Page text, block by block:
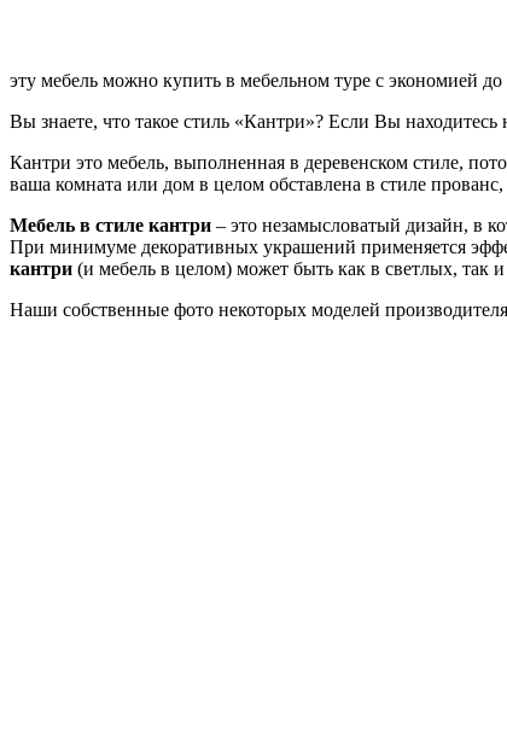
эту мебель можно купить в мебельном туре с экономией до
Вы знаете, что такое стиль «Кантри»? Если Вы
Кантри это мебель, выполненная в деревенском стиле,
ваша комната или дом в целом обставлена в стиле прованс,
Мебель в стиле кантри – это незамысловатый дизайн, в
При минимуме декоративных украшений применяется
кантри (и мебель в целом) может быть как в светлых, так
Наши собственные фото некоторых моделей